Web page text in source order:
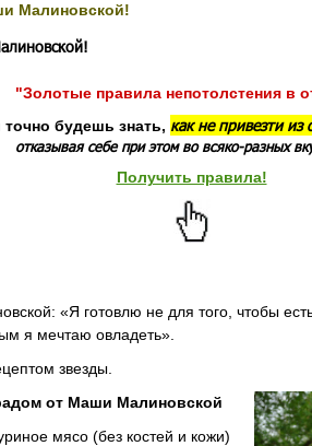
Малиновской!
"Золотые правила непотолстения в
будешь знать, как не привезти из
отказывая себе при этом во всяко-разных
Получить правила!
«Я готовлю не для того, чтобы
я мечтаю овладеть».
звезды.
от Маши Малиновской
мясо (без костей и кожи)